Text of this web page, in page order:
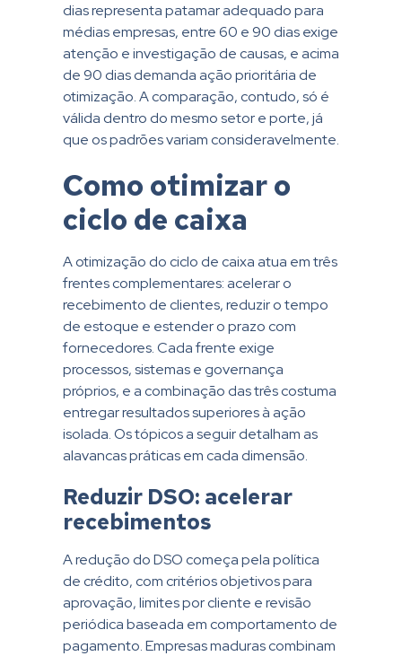
dias representa patamar adequado para
médias empresas, entre 60 e 90 dias exige
atenção e investigação de causas, e acima
de 90 dias demanda ação prioritária de
otimização. A comparação, contudo, só é
válida dentro do mesmo setor e porte, já
que os padrões variam consideravelmente.
Como otimizar o
ciclo de caixa
A otimização do ciclo de caixa atua em três
frentes complementares: acelerar o
recebimento de clientes, reduzir o tempo
de estoque e estender o prazo com
fornecedores. Cada frente exige
processos, sistemas e governança
próprios, e a combinação das três costuma
entregar resultados superiores à ação
isolada. Os tópicos a seguir detalham as
alavancas práticas em cada dimensão.
Reduzir DSO: acelerar
recebimentos
A redução do DSO começa pela política
de crédito, com critérios objetivos para
aprovação, limites por cliente e revisão
periódica baseada em comportamento de
pagamento. Empresas maduras combinam